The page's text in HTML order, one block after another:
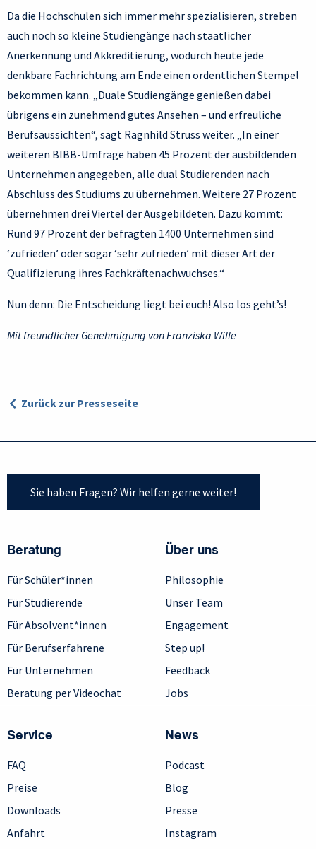
Da die Hochschulen sich immer mehr spezialisieren, streben
auch noch so kleine Studiengänge nach staatlicher
Anerkennung und Akkreditierung, wodurch heute jede
denkbare Fachrichtung am Ende einen ordentlichen Stempel
bekommen kann. „Duale Studiengänge genießen dabei
übrigens ein zunehmend gutes Ansehen – und erfreuliche
Berufsaussichten“, sagt Ragnhild Struss weiter. „In einer
weiteren BIBB-Umfrage haben 45 Prozent der ausbildenden
Unternehmen angegeben, alle dual Studierenden nach
Abschluss des Studiums zu übernehmen. Weitere 27 Prozent
übernehmen drei Viertel der Ausgebildeten. Dazu kommt:
Rund 97 Prozent der befragten 1400 Unternehmen sind
‘zufrieden’ oder sogar ‘sehr zufrieden’ mit dieser Art der
Qualifizierung ihres Fachkräftenachwuchses.“
Nun denn: Die Entscheidung liegt bei euch! Also los geht’s!
Mit freundlicher Genehmigung von Franziska Wille
Zurück zur Presseseite
Sie haben Fragen? Wir helfen gerne weiter!
Beratung
Für Schüler*innen
Für Studierende
Für Absolvent*innen
Für Berufserfahrene
Für Unternehmen
Beratung per Videochat
Über uns
Philosophie
Unser Team
Engagement
Step up!
Feedback
Jobs
Service
FAQ
Preise
Downloads
Anfahrt
News
Podcast
Blog
Presse
Instagram